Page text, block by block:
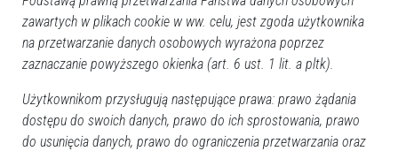
zawartych w plikach cookie w ww. celu, jest zgoda użytkownika
na przetwarzanie danych osobowych wyrażona poprzez
zaznaczanie powyższego okienka (art. 6 ust. 1 lit. a pltk).
Użytkownikom przysługują następujące prawa: prawo żądania
dostępu do swoich danych, prawo do ich sprostowania, prawo
do usunięcia danych, prawo do ograniczenia przetwarzania oraz